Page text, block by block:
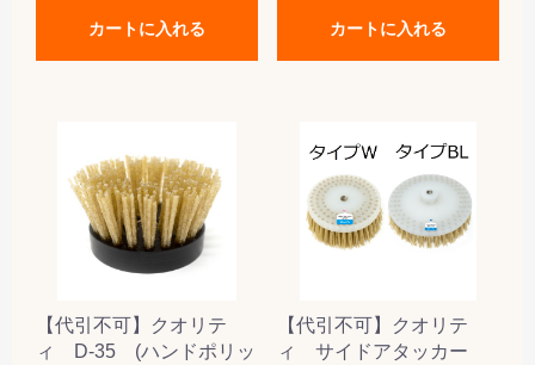
カートに入れる カートに入れる
【代引不可】クオリテ
ィ D-35 (ハンドポリッ
【代引不可】クオリテ
ィ サイドアタッカー